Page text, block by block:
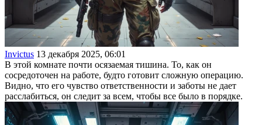
Invictus 13 декабря 2025, 06:01
В этой комнате почти осязаемая тишина. То, как он
сосредоточен на работе, будто готовит сложную операцию.
Видно, что его чувство ответственности и заботы не дает
расслабиться, он следит за всем, чтобы все было в порядке.